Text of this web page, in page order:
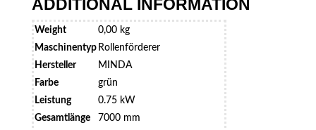
ADDITIONAL INFORMATION
Weight
0,00 kg
Maschinentyp Rollenförderer
Hersteller
MINDA
Farbe
grün
Leistung
0.75 kW
Gesamtlänge
7000 mm